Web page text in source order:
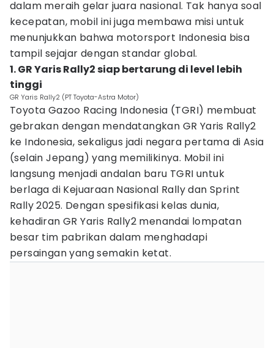
dalam meraih gelar juara nasional. Tak hanya soal
kecepatan, mobil ini juga membawa misi untuk
menunjukkan bahwa motorsport Indonesia bisa
tampil sejajar dengan standar global.
1. GR Yaris Rally2 siap bertarung di level lebih
tinggi
GR Yaris Rally2 (PT Toyota-Astra Motor)
Toyota Gazoo Racing Indonesia (TGRI) membuat
gebrakan dengan mendatangkan GR Yaris Rally2
ke Indonesia, sekaligus jadi negara pertama di Asia
(selain Jepang) yang memilikinya. Mobil ini
langsung menjadi andalan baru TGRI untuk
berlaga di Kejuaraan Nasional Rally dan Sprint
Rally 2025. Dengan spesifikasi kelas dunia,
kehadiran GR Yaris Rally2 menandai lompatan
besar tim pabrikan dalam menghadapi
persaingan yang semakin ketat.